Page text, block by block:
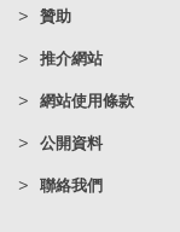
贊助
推介網站
網站使用條款
公開資料
聯絡我們